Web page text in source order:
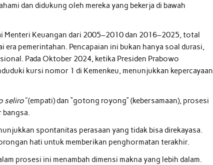
dan didukung oleh mereka yang bekerja di bawah
Menteri Keuangan dari 2005–2010 dan 2016–2025, total
pemerintahan. Pencapaian ini bukan hanya soal durasi,
Pada Oktober 2024, ketika Presiden Prabowo
kursi nomor 1 di Kemenkeu, menunjukkan kepercayaan
seliro”(empati) dan “gotong royong” (kebersamaan), prosesi
bangsa.
spontanitas perasaan yang tidak bisa direkayasa.
hati untuk memberikan penghormatan terakhir.
prosesi ini menambah dimensi makna yang lebih dalam.